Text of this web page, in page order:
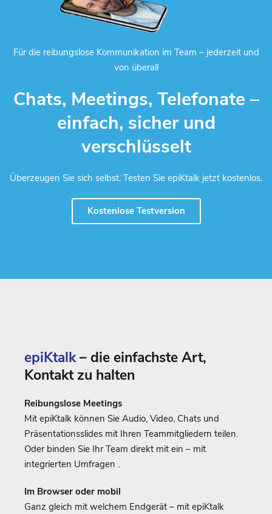
Für die reibungslose Kommunikation im Team – jederzeit und
von überall
Chats, Meetings, Telefonate –
einfach, sicher und
verschlüsselt
Überzeugen Sie sich selbst. Testen Sie epiKtalk jetzt kostenlos.
Kostenlose Testversion
epiKtalk– die einfachste Art,
Kontakt zu halten
Reibungslose Meetings
Mit epiKtalk können Sie Audio, Video, Chats und
Präsentationsslides mit Ihren Teammitgliedern teilen.
Oder binden Sie Ihr Team direkt mit ein – mit
integrierten Umfragen .
Im Browser oder mobil
Ganz gleich mit welchem Endgerät – mit epiKtalk